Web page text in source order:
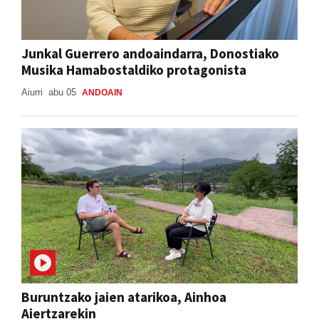
Junkal Guerrero andoaindarra, Donostiako
Musika Hamabostaldiko protagonista
Aiurri abu 05 ANDOAIN
Buruntzako jaien atarikoa, Ainhoa
Aiertzarekin